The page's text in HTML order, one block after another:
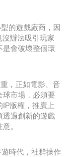
的遊戲廠商，因
辦法吸引玩家
是會破壞整個環
，正如電影、音
球市場，必須要
版權，推廣上
透過創新的遊戲
。
時代，社群操作